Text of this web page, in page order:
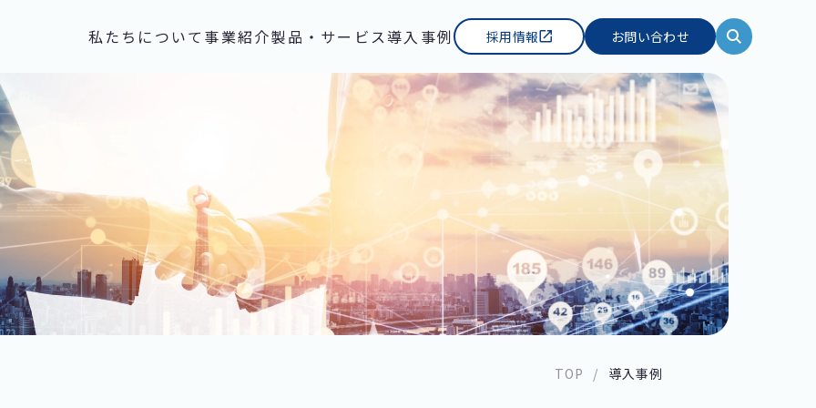
私たちについて 事業紹介製品・サービス導入事例 採用情報 お問い合わせ
TOP 導入事例